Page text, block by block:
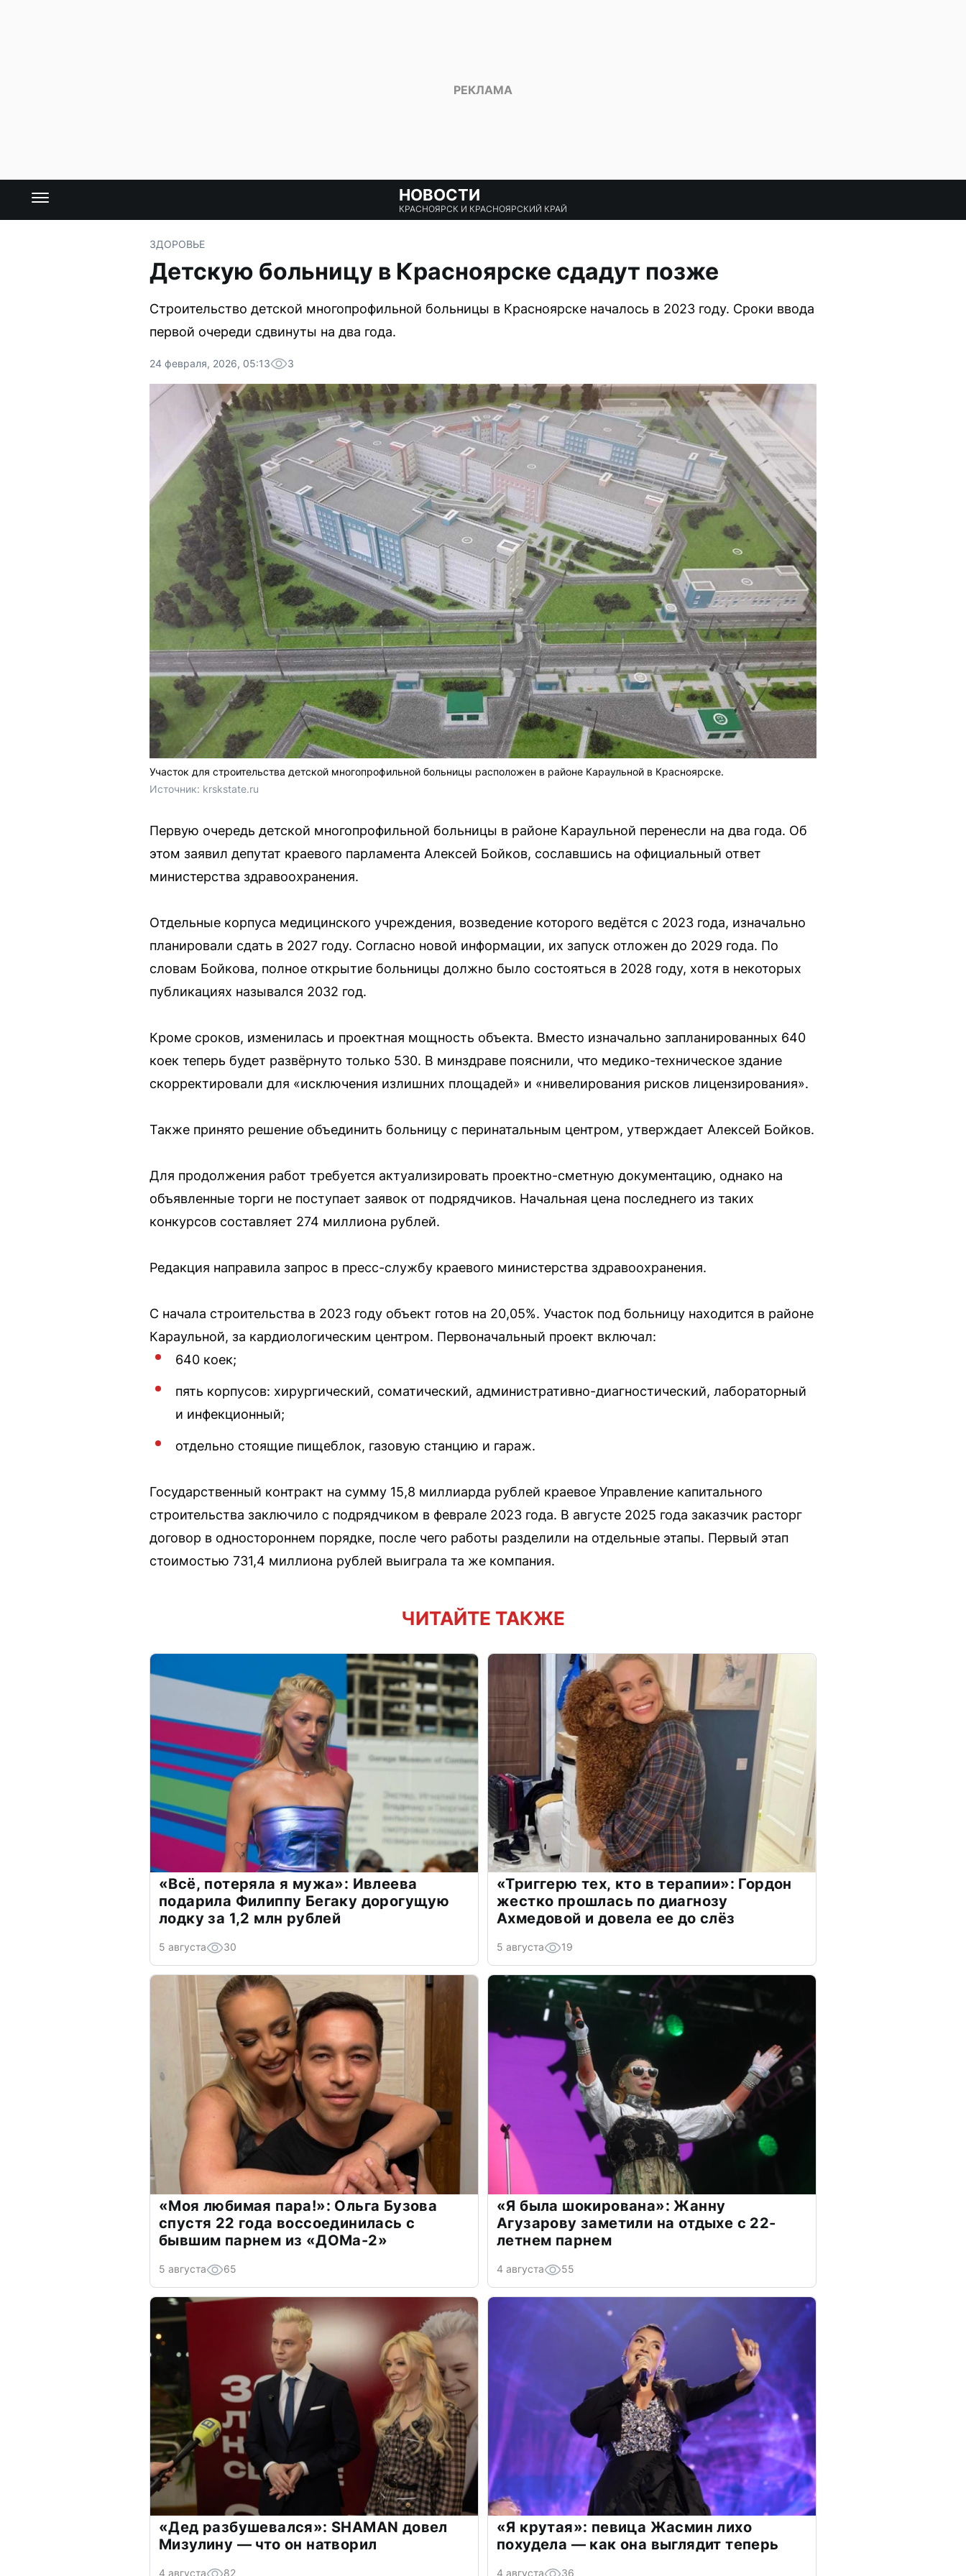
НОВОСТИ
КРАСНОЯРСК И КРАСНОЯРСКИЙ КРАЙ
ЗДОРОВЬЕ
Детскую больницу в Красноярске сдадут позже
Строительство детской многопрофильной больницы в Красноярске началось в 2023 году. Сроки ввода
первой очереди сдвинуты на два года.
24 февраля, 2026, 05:13 3
Участок для строительства детской многопрофильной больницы расположен в районе Караульной в Красноярске.
Источник: krskstate.ru
Первую очередь детской многопрофильной больницы в районе Караульной перенесли на два года. Об
этом заявил депутат краевого парламента Алексей Бойков, сославшись на официальный ответ
министерства здравоохранения.
Отдельные корпуса медицинского учреждения, возведение которого ведётся с 2023 года, изначально
планировали сдать в 2027 году. Согласно новой информации, их запуск отложен до 2029 года. По
словам Бойкова, полное открытие больницы должно было состояться в 2028 году, хотя в некоторых
публикациях назывался 2032 год.
Кроме сроков, изменилась и проектная мощность объекта. Вместо изначально запланированных 640
коек теперь будет развёрнуто только 530. В минздраве пояснили, что медико-техническое здание
скорректировали для «исключения излишних площадей» и «нивелирования рисков лицензирования».
Также принято решение объединить больницу с перинатальным центром, утверждает Алексей Бойков.
Для продолжения работ требуется актуализировать проектно-сметную документацию, однако на
объявленные торги не поступает заявок от подрядчиков. Начальная цена последнего из таких
конкурсов составляет 274 миллиона рублей.
Редакция направила запрос в пресс-службу краевого министерства здравоохранения.
С начала строительства в 2023 году объект готов на 20,05%. Участок под больницу находится в районе
Караульной, за кардиологическим центром. Первоначальный проект включал:
640 коек;
пять корпусов: хирургический, соматический, административно-диагностический, лабораторный
и инфекционный;
отдельно стоящие пищеблок, газовую станцию и гараж.
Государственный контракт на сумму 15,8 миллиарда рублей краевое Управление капитального
строительства заключило с подрядчиком в феврале 2023 года. В августе 2025 года заказчик расторг
договор в одностороннем порядке, после чего работы разделили на отдельные этапы. Первый этап
стоимостью 731,4 миллиона рублей выиграла та же компания.
ЧИТАЙТЕ ТАКЖЕ
«Всё, потеряла я мужа»: Ивлеева
подарила Филиппу Бегаку дорогущую
лодку за 1,2 млн рублей
5 августа 30
«Триггерю тех, кто в терапии»: Гордон
жестко прошлась по диагнозу
Ахмедовой и довела ее до слёз
5 августа 19
«Моя любимая пара!»: Ольга Бузова
спустя 22 года воссоединилась с
бывшим парнем из «ДОМа-2»
5 августа 65
«Я была шокирована»: Жанну
Агузарову заметили на отдыхе с 22-
летнем парнем
4 августа 55
«Дед разбушевался»: SHAMAN довел
Мизулину — что он натворил
4 августа 82
«Я крутая»: певица Жасмин лихо
похудела — как она выглядит теперь
4 августа 36